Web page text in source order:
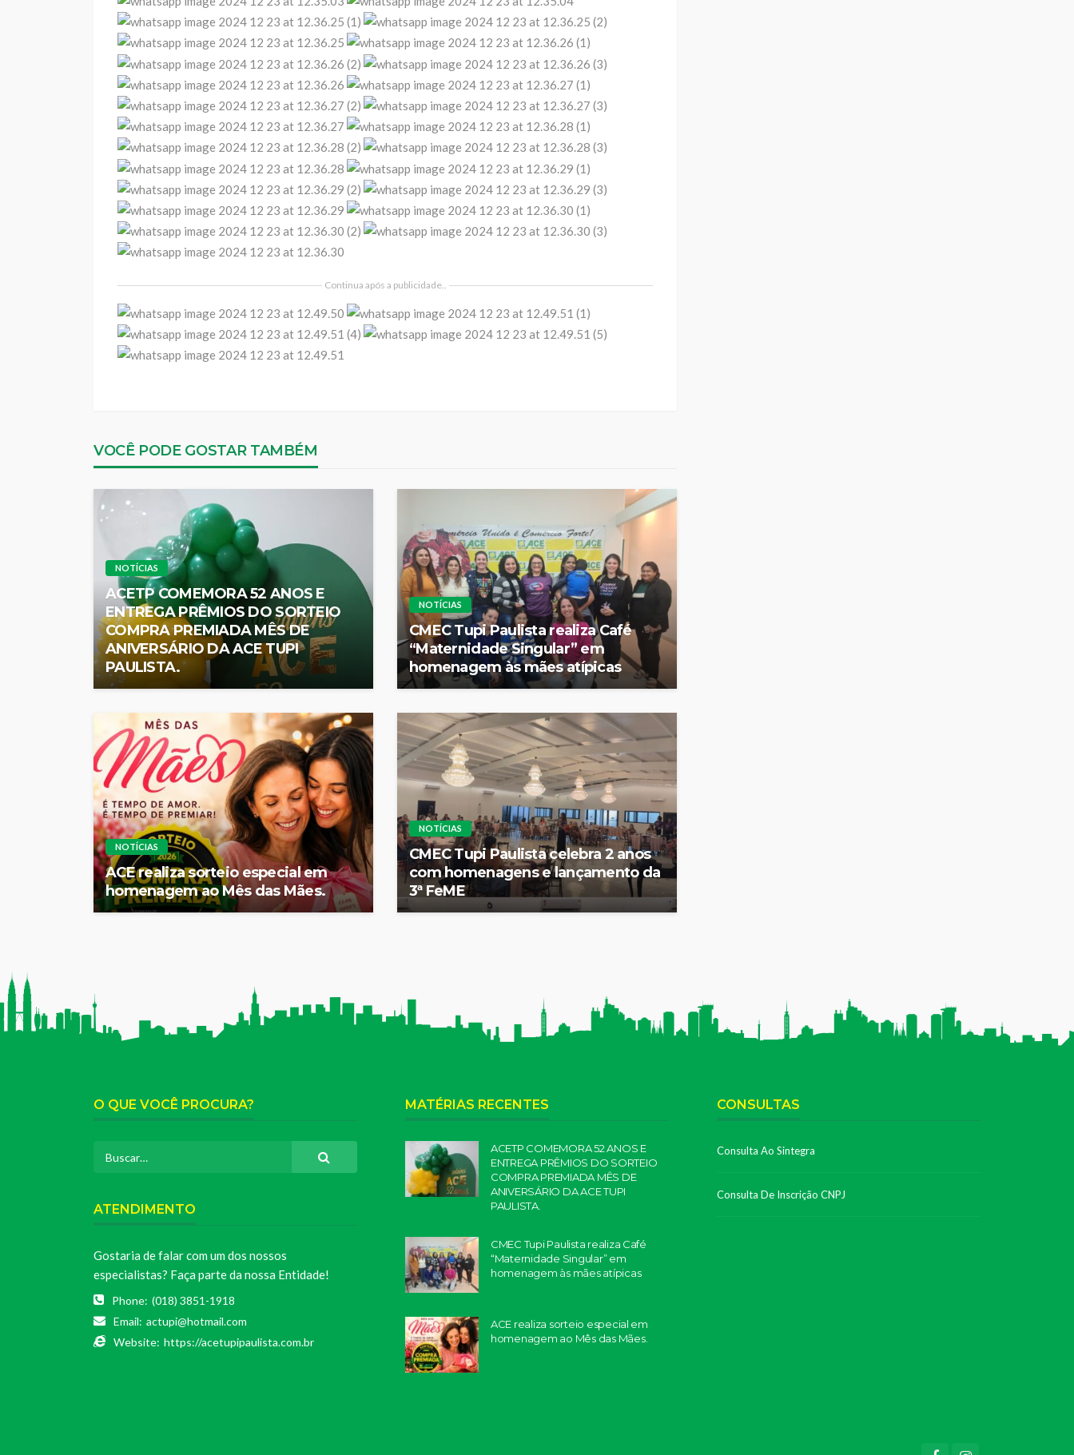
Continua após a publicidade..
VOCÊ PODE GOSTAR TAMBÉM
NOTÍCIAS
ACETP COMEMORA 52 ANOS E
ENTREGA PRÊMIOS DO SORTEIO
COMPRA PREMIADA MÊS DE
ANIVERSÁRIO DA ACE TUPI
PAULISTA.
NOTÍCIAS
CMEC Tupi Paulista realiza Café
“Maternidade Singular” em
homenagem às mães atípicas
NOTÍCIAS
ACE realiza sorteio especial em
homenagem ao Mês das Mães.
NOTÍCIAS
CMEC Tupi Paulista celebra 2 anos
com homenagens e lançamento da
3ª FeME
O QUE VOCÊ PROCURA?
ATENDIMENTO
Gostaria de falar com um dos nossos
especialistas? Faça parte da nossa Entidade!
Phone: (018) 3851-1918
Email: actupi@hotmail.com
Website: https://acetupipaulista.com.br
MATÉRIAS RECENTES
ACETP COMEMORA 52 ANOS E
ENTREGA PRÊMIOS DO SORTEIO
COMPRA PREMIADA MÊS DE
ANIVERSÁRIO DA ACE TUPI
PAULISTA.
CMEC Tupi Paulista realiza Café
“Maternidade Singular” em
homenagem às mães atípicas
ACE realiza sorteio especial em
homenagem ao Mês das Mães.
CONSULTAS
Consulta Ao Sintegra
Consulta De Inscrição CNPJ